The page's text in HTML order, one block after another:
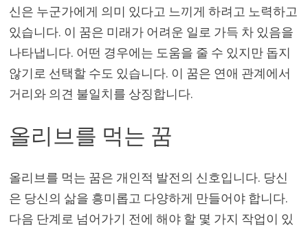
신은 누군가에게 의미 있다고 느끼게 하려고 노력하고
있습니다. 이 꿈은 미래가 어려운 일로 가득 차 있음을
나타냅니다. 어떤 경우에는 도움을 줄 수 있지만 돕지
않기로 선택할 수도 있습니다. 이 꿈은 연애 관계에서
거리와 의견 불일치를 상징합니다.
올리브를 먹는 꿈
올리브를 먹는 꿈은 개인적 발전의 신호입니다. 당신
은 당신의 삶을 흥미롭고 다양하게 만들어야 합니다.
다음 단계로 넘어가기 전에 해야 할 몇 가지 작업이 있